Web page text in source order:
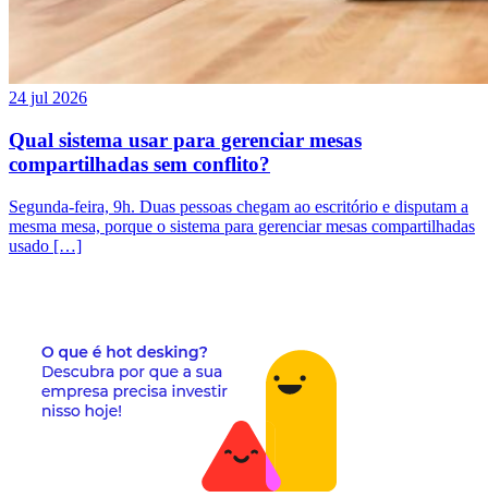
24 jul 2026
Qual sistema usar para gerenciar mesas
compartilhadas sem conflito?
Segunda-feira, 9h. Duas pessoas chegam ao escritório e disputam a
mesma mesa, porque o sistema para gerenciar mesas compartilhadas
usado […]